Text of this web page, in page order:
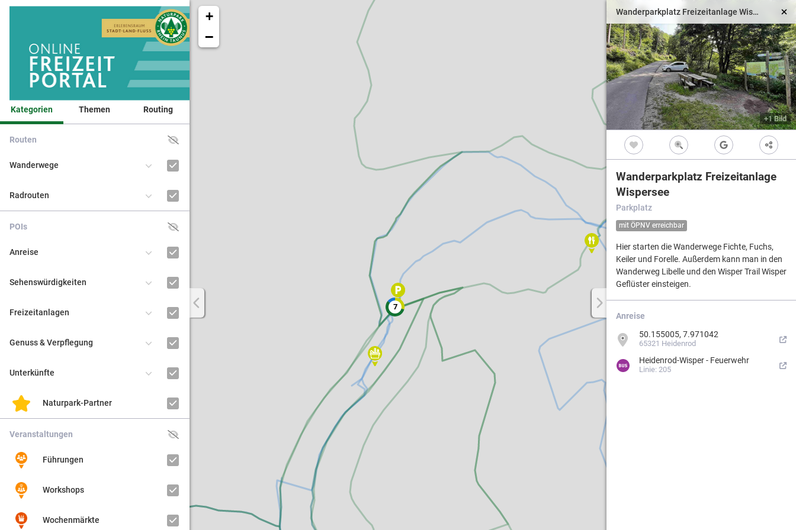
7
+
−
Kategorien Themen Routing
Routen
Wanderwege
Radrouten
POIs
Anreise
Sehenswürdigkeiten
Freizeitanlagen
Genuss & Verpflegung
Unterkünfte
Naturpark-Partner
Veranstaltungen
Führungen
Workshops
Wochenmärkte
Vollständig beschilderter Freizeitweg.
Freizeitwegenetz in Planung
Nicht beschilderter aber begehbarer Weg.
99 Knotenpunkt
99 Knoten mit Starttafel
Bietet eine Übersichtskarte des Wandergebiets
und i.d.R. einen Parkplatz. Eignet sich
besonders gut als Einstiegspunkt.
S
Ausgewählter Startknoten
99 Ausgewählter Zwischenknoten
Ausgewählter Zielknoten
Knotenpunkt in Planung
Nicht beschilderter Knotenpunkt.
Können bei zwei Punkten mit mehreren
Direktverbindungen zur Routing-Steuerung
Wanderparkplatz Freizeitanlage Wispersee
+1 Bild
Wanderparkplatz Freizeitanlage
Wispersee
Parkplatz
mit ÖPNV erreichbar
Hier starten die Wanderwege Fichte, Fuchs,
Keiler und Forelle. Außerdem kann man in den
Wanderweg Libelle und den Wisper Trail Wisper
Geflüster einsteigen.
Anreise
50.155005, 7.971042
65321 Heidenrod
Heidenrod-Wisper - Feuerwehr
Linie: 205